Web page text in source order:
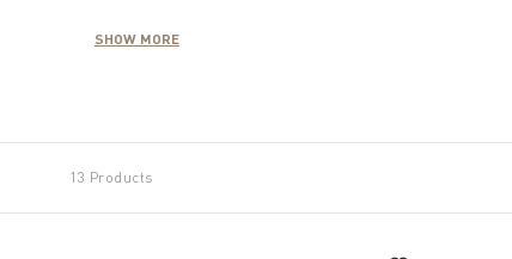
trends and seasonality, while total white has
taste and style to the table, while the robust
SHOW MORE
13 Products